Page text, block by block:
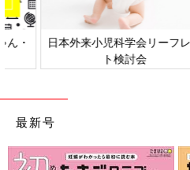
日本外来小児科学会リーフレッ
ト検討会
最新号